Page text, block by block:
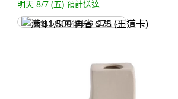
明天 8/7 (五) 預計送達
满 $1,500 再省 $75 (王道卡)